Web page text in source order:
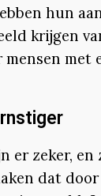
hun
krijgen
mensen met
er zeker, en
dat